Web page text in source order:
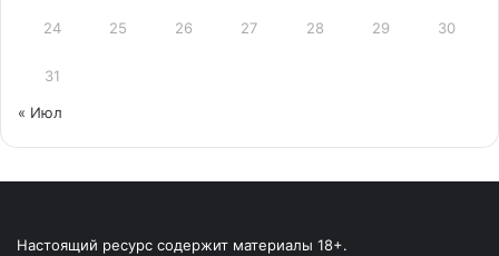
24 25 26 27 28 29 30
31
« Июл
Настоящий ресурс содержит материалы 18+.